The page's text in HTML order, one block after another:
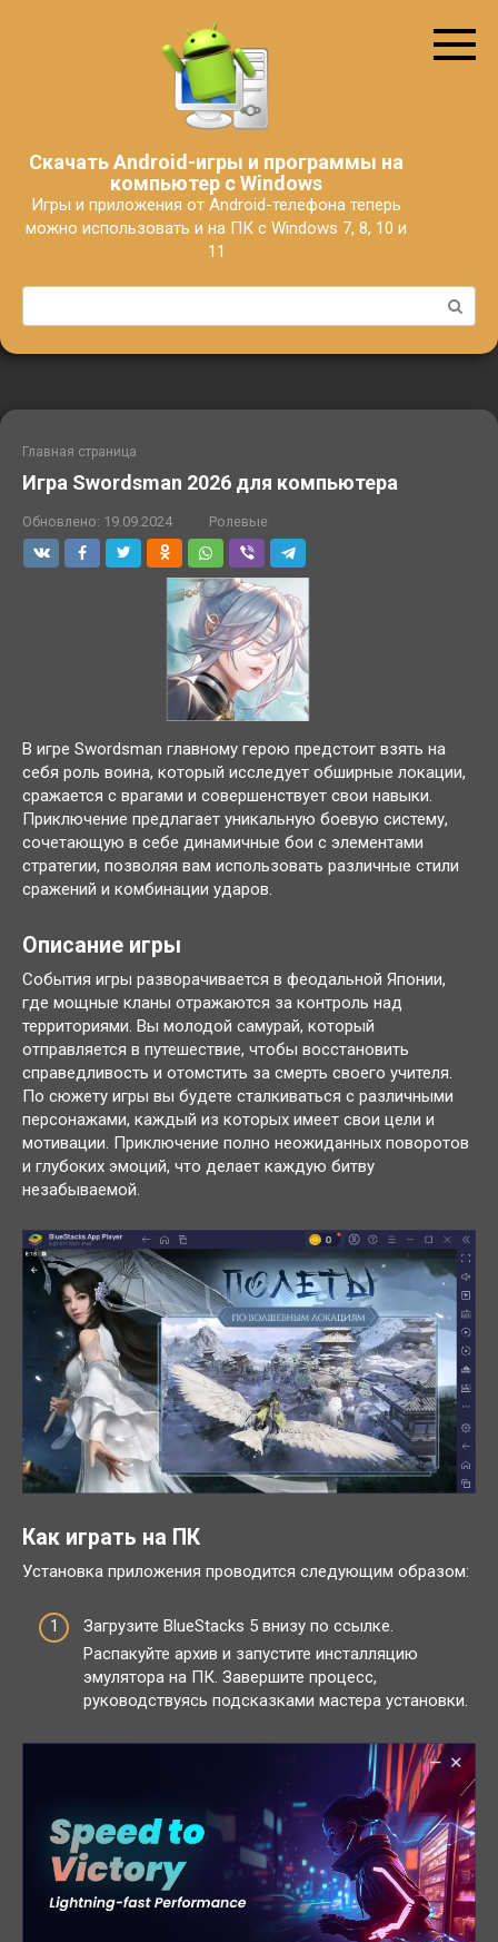
Скачать Android-игры и программы на
компьютер с Windows
Игры и приложения от Android-телефона теперь
можно использовать и на ПК с Windows 7, 8, 10 и
11
Поиск:
Главная страница
Игра Swordsman 2026 для компьютера
Обновлено: 19.09.2024 Ролевые
В игре Swordsman главному герою предстоит взять на
себя роль воина, который исследует обширные локации,
сражается с врагами и совершенствует свои навыки.
Приключение предлагает уникальную боевую систему,
сочетающую в себе динамичные бои с элементами
стратегии, позволяя вам использовать различные стили
сражений и комбинации ударов.
Описание игры
События игры разворачивается в феодальной Японии,
где мощные кланы отражаются за контроль над
территориями. Вы молодой самурай, который
отправляется в путешествие, чтобы восстановить
справедливость и отомстить за смерть своего учителя.
По сюжету игры вы будете сталкиваться с различными
персонажами, каждый из которых имеет свои цели и
мотивации. Приключение полно неожиданных поворотов
и глубоких эмоций, что делает каждую битву
незабываемой.
Как играть на ПК
Установка приложения проводится следующим образом:
Загрузите BlueStacks 5 внизу по ссылке.
Распакуйте архив и запустите инсталляцию
эмулятора на ПК. Завершите процесс,
руководствуясь подсказками мастера установки.